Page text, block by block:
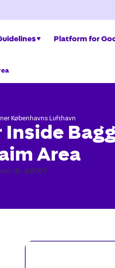
Platform for
Københavns Lufthavn
Area
ID: 60707